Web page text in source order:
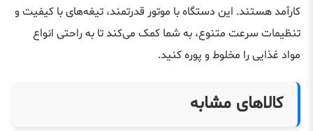
کارآمد هستند. این دستگاه با موتور قدرتمند، تیغه‌های با کیفیت و
تنظیمات سرعت متنوع، به شما کمک می‌کند تا به راحتی انواع
مواد غذایی را مخلوط و پوره کنید.
کالاهای مشابه